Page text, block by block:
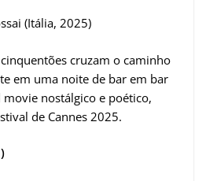
(Itália, 2025)
cruzam o caminho
em uma noite de bar em bar
nostálgico e poético,
de Cannes 2025.